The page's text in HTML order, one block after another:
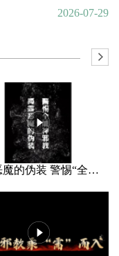
2026-07-29
揭露恶魔的伪装 警惕“全能神”邪教